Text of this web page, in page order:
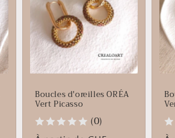
Boucles d'oreilles ORÉA
Vert Picasso
(0)